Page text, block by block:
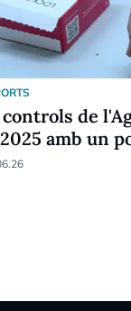
controls de
amb un